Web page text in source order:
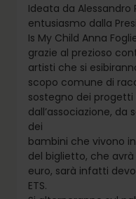
Ideata da
entusiasmo dalla
Is My Child Anna
grazie al prezioso
artisti che si
scopo comune di
sostegno dei
dall’associazione,
dei
bambini che vivono
del biglietto, che avrà
euro, sarà infatti
ETS.